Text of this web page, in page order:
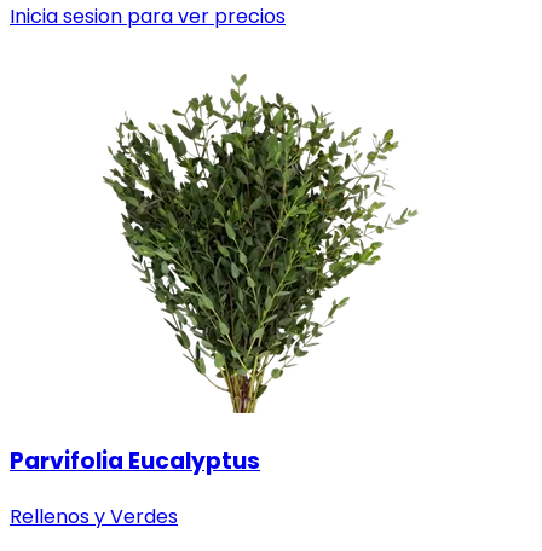
Inicia sesion para ver precios
Parvifolia Eucalyptus
Rellenos y Verdes